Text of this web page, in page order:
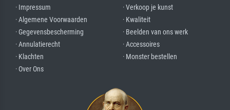
· Impressum
· Algemene Voorwaarden
· Gegevensbescherming
· Annulatierecht
· Klachten
· Over Ons
· Verkoop je kunst
· Kwaliteit
· Beelden van ons werk
· Accessoires
· Monster bestellen